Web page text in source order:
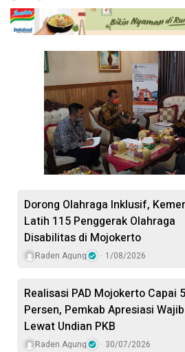
Dorong Olahraga Inklusif,
Latih 115 Penggerak Olahraga
Disabilitas di Mojokerto
Raden Agung 1/08/2026
Realisasi PAD Mojokerto Capai
Persen, Pemkab Apresiasi
Lewat Undian PKB
Raden Agung 30/07/2026